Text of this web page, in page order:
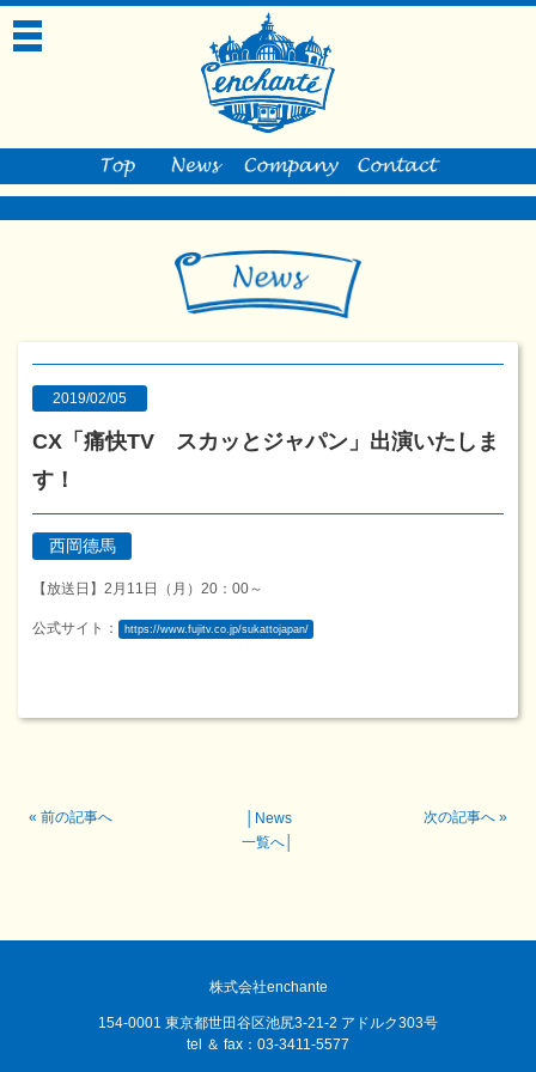
toggle
2019/02/05
CX「痛快TV スカッとジャパン」出演いたしま
す！
西岡德馬
【放送日】2月11日（月）20：00～
公式サイト： https://www.fujitv.co.jp/sukattojapan/
« 前の記事へ
News
一覧へ
次の記事へ »
株式会社enchante
154-0001 東京都世田谷区池尻3-21-2 アドルク303号
tel ＆ fax：03-3411-5577